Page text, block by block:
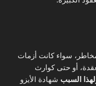
سواء كانت أزمات
أو حتى كوارث
السبب شهادة الأيزو